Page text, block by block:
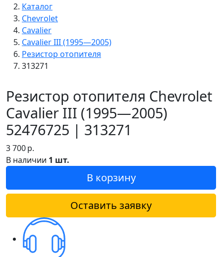
Каталог
Chevrolet
Cavalier
Cavalier III (1995—2005)
Резистор отопителя
313271
Резистор отопителя Chevrolet
Cavalier III (1995—2005)
52476725 | 313271
3 700р.
В наличии 1 шт.
В корзину
Оставить заявку